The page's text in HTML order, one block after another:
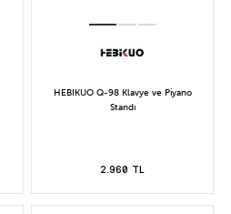
HEBIKUO Q-98 Klavye ve Piyano
Standı
2.960 TL